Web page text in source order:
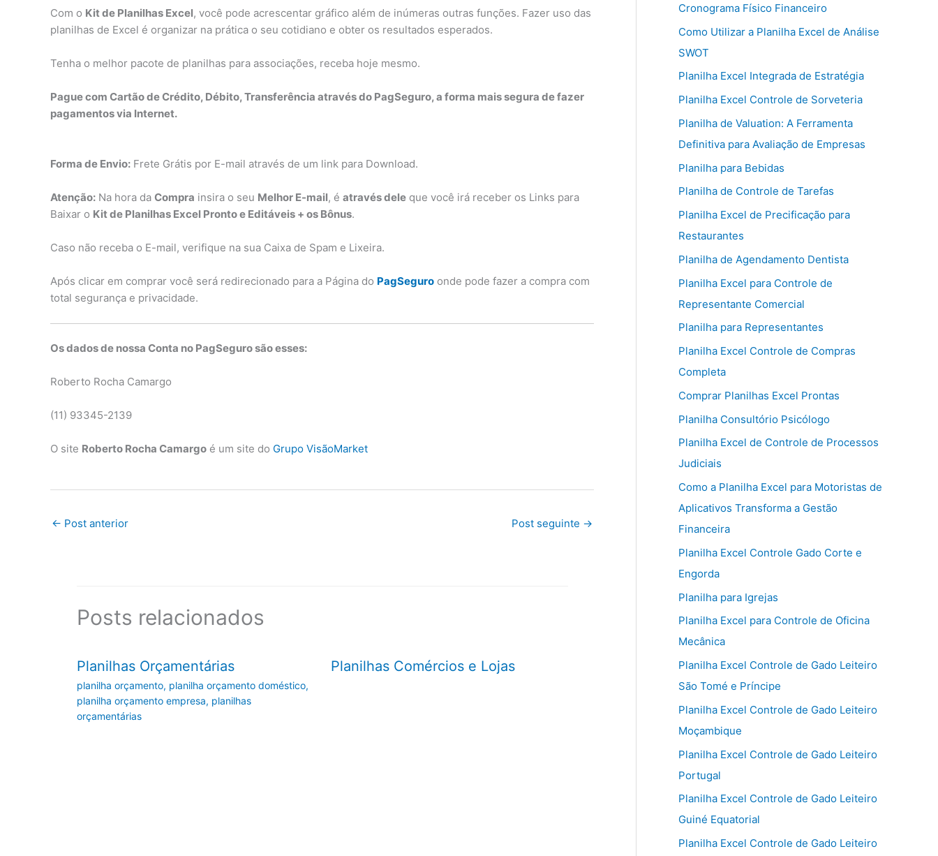
Com o Kit de Planilhas Excel, você pode acrescentar gráfico além de inúmeras outras funções. Fazer uso das
planilhas de Excel é organizar na prática o seu cotidiano e obter os resultados esperados.
Tenha o melhor pacote de planilhas para associações, receba hoje mesmo.
Pague com Cartão de Crédito, Débito, Transferência através do PagSeguro, a forma mais segura de fazer
pagamentos via Internet.
Forma de Envio: Frete Grátis por E-mail através de um link para Download.
Atenção: Na hora da Compra insira o seu Melhor E-mail, é através dele que você irá receber os Links para
Baixar o Kit de Planilhas Excel Pronto e Editáveis + os Bônus.
Caso não receba o E-mail, verifique na sua Caixa de Spam e Lixeira.
Após clicar em comprar você será redirecionado para a Página do PagSeguro onde pode fazer a compra com
total segurança e privacidade.
Os dados de nossa Conta no PagSeguro são esses:
Roberto Rocha Camargo
(11) 93345-2139
O site Roberto Rocha Camargo é um site do Grupo VisãoMarket
← Post anterior Post seguinte →
Posts relacionados
Planilhas Orçamentárias
planilha orçamento, planilha orçamento doméstico,
planilha orçamento empresa, planilhas
orçamentárias
Planilhas Comércios e Lojas
Cronograma Físico Financeiro
Como Utilizar a Planilha Excel de Análise
SWOT
Planilha Excel Integrada de Estratégia
Planilha Excel Controle de Sorveteria
Planilha de Valuation: A Ferramenta
Definitiva para Avaliação de Empresas
Planilha para Bebidas
Planilha de Controle de Tarefas
Planilha Excel de Precificação para
Restaurantes
Planilha de Agendamento Dentista
Planilha Excel para Controle de
Representante Comercial
Planilha para Representantes
Planilha Excel Controle de Compras
Completa
Comprar Planilhas Excel Prontas
Planilha Consultório Psicólogo
Planilha Excel de Controle de Processos
Judiciais
Como a Planilha Excel para Motoristas de
Aplicativos Transforma a Gestão
Financeira
Planilha Excel Controle Gado Corte e
Engorda
Planilha para Igrejas
Planilha Excel para Controle de Oficina
Mecânica
Planilha Excel Controle de Gado Leiteiro
São Tomé e Príncipe
Planilha Excel Controle de Gado Leiteiro
Moçambique
Planilha Excel Controle de Gado Leiteiro
Portugal
Planilha Excel Controle de Gado Leiteiro
Guiné Equatorial
Planilha Excel Controle de Gado Leiteiro